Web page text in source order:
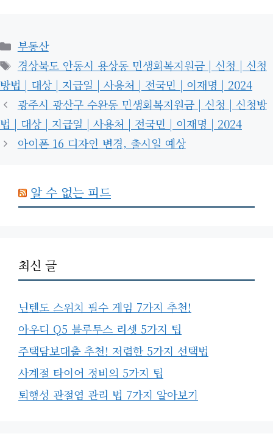
카
테
고
리
부동산
태
그
경상북도 안동시 용상동 민생회복지원금 | 신청 | 신청
방법 | 대상 | 지급일 | 사용처 | 전국민 | 이재명 | 2024
광주시 광산구 수완동 민생회복지원금 | 신청 | 신청방
법 | 대상 | 지급일 | 사용처 | 전국민 | 이재명 | 2024
아이폰 16 디자인 변경, 출시일 예상
알 수 없는 피드
최신 글
닌텐도 스위치 필수 게임 7가지 추천!
아우디 Q5 블루투스 리셋 5가지 팁
주택담보대출 추천! 저렴한 5가지 선택법
사계절 타이어 정비의 5가지 팁
퇴행성 관절염 관리 법 7가지 알아보기